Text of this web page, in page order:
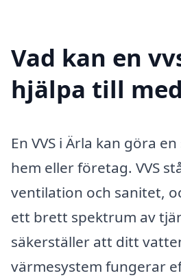
Vad kan en
hjälpa till
En VVS i Ärla kan göra
hem eller företag. VVS
ventilation och sanitet,
ett brett spektrum av
säkerställer att ditt
värmesystem fungerar